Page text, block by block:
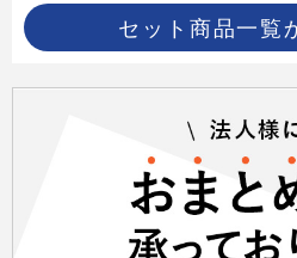
セット商品一覧